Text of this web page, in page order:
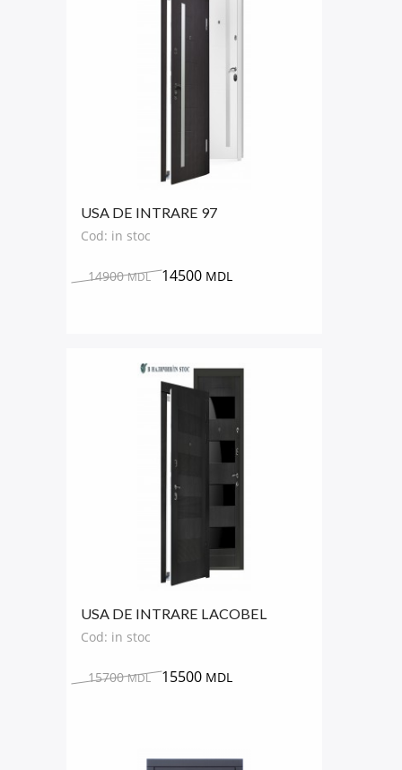
USA DE INTRARE 97
Cod: in stoc
14900MDL 14500 MDL
USA DE INTRARE LACOBEL
STYLE
Cod: in stoc
15700MDL 15500 MDL